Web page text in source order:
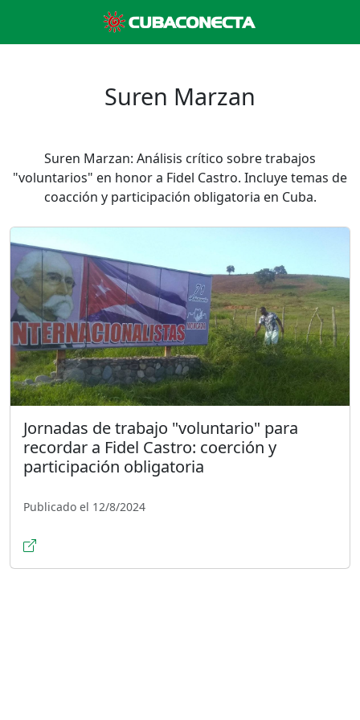
Suren Marzan
Suren Marzan: Análisis crítico sobre trabajos
"voluntarios" en honor a Fidel Castro. Incluye temas de
coacción y participación obligatoria en Cuba.
Jornadas de trabajo "voluntario" para
recordar a Fidel Castro: coerción y
participación obligatoria
Publicado el 12/8/2024